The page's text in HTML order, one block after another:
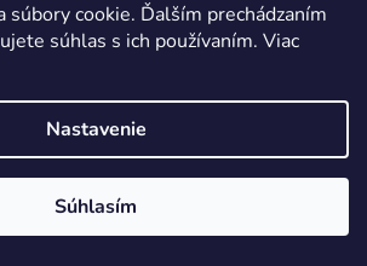
súbory cookie. Ďalším prechádzaním
súhlas s ich používaním. Viac
Nastavenie
Súhlasím